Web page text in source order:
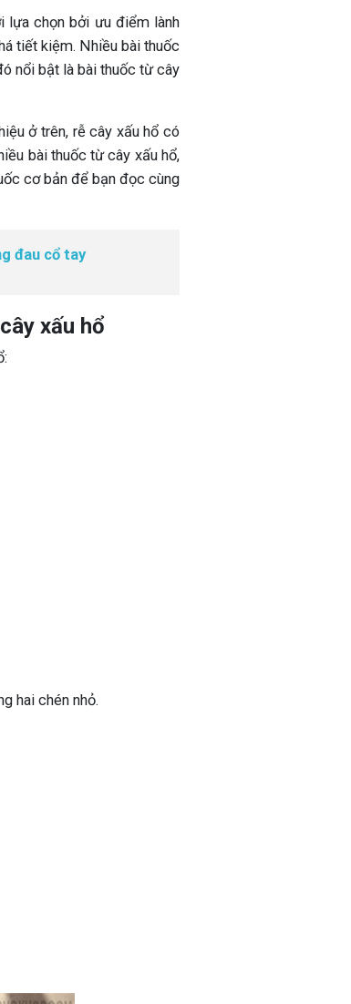
chọn bởi ưu điểm lành
tiết kiệm. Nhiều bài thuốc
nổi bật là bài thuốc từ cây
ở trên, rễ cây xấu hổ có
bài thuốc từ cây xấu hổ,
cơ bản để bạn đọc cùng
đau cổ tay
xấu hổ
hai chén nhỏ.